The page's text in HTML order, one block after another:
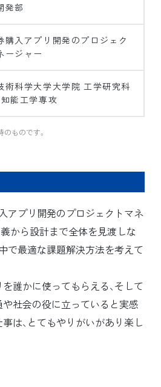
発部
購入アプリ開発のプロジェク
ージャー
術科学大学大学院 工学研究科
知能工学専攻
ものです。
アプリ開発のプロジェクトマネ
から設計まで全体を見渡しな
で最適な課題解決方法を考えて
誰かに使ってもらえる、そして
や社会の役に立っていると実感
は、とてもやりがいがあり楽し